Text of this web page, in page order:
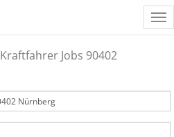
Kraftfahrer Jobs 90402